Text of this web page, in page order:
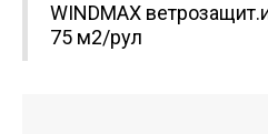
WINDMAX
75 м2/рул